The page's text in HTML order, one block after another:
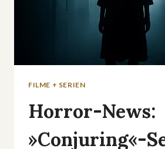
FILME + SERIEN
Horror-News:
»Conjuring«-